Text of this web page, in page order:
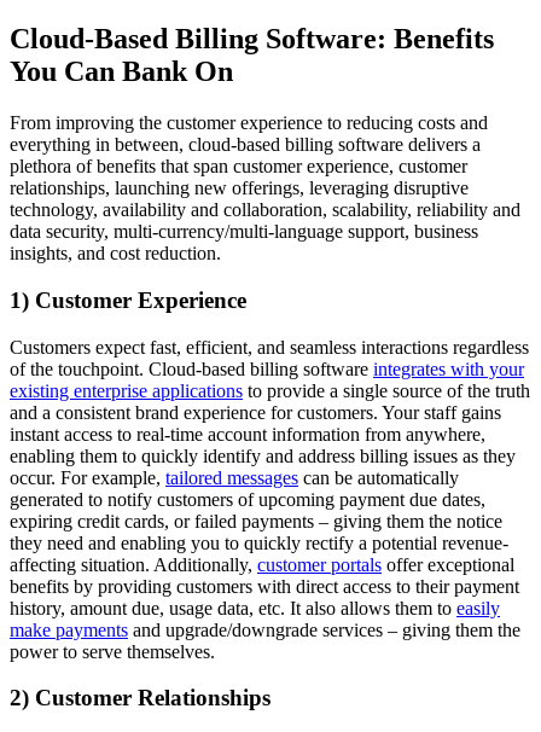
Cloud-Based Billing Software: Benefits
You Can Bank On
From improving the customer experience to reducing costs and
everything in between, cloud-based billing software delivers a
plethora of benefits that span customer experience, customer
relationships, launching new offerings, leveraging disruptive
technology, availability and collaboration, scalability, reliability and
data security, multi-currency/multi-language support, business
insights, and cost reduction.
1) Customer Experience
Customers expect fast, efficient, and seamless interactions regardless
of the touchpoint. Cloud-based billing software integrates with your
existing enterprise applications to provide a single source of the truth
and a consistent brand experience for customers. Your staff gains
instant access to real-time account information from anywhere,
enabling them to quickly identify and address billing issues as they
occur. For example, tailored messages can be automatically
generated to notify customers of upcoming payment due dates,
expiring credit cards, or failed payments – giving them the notice
they need and enabling you to quickly rectify a potential revenue-
affecting situation. Additionally, customer portals offer exceptional
benefits by providing customers with direct access to their payment
history, amount due, usage data, etc. It also allows them to easily
make payments and upgrade/downgrade services – giving them the
power to serve themselves.
2) Customer Relationships